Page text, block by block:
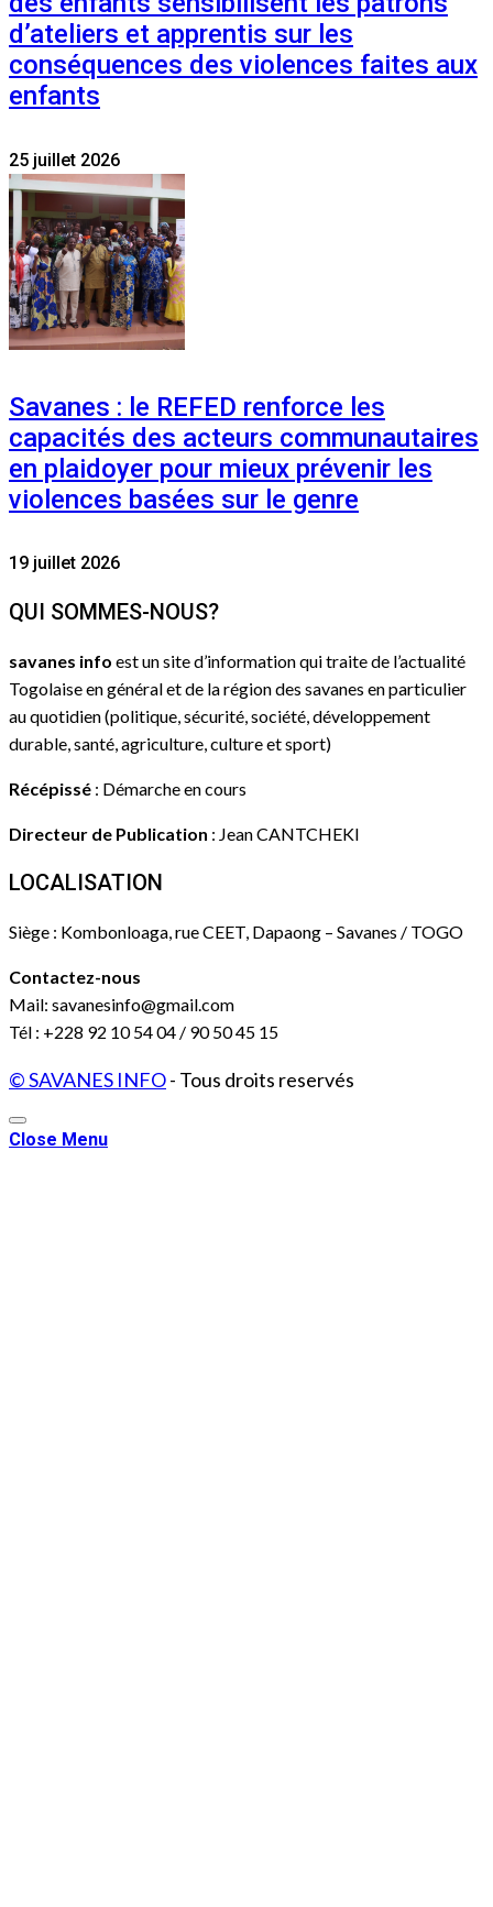
d’ateliers et apprentis sur les
conséquences des violences faites aux
enfants
25 juillet 2026
Savanes : le REFED renforce les
capacités des acteurs communautaires
en plaidoyer pour mieux prévenir les
violences basées sur le genre
19 juillet 2026
QUI SOMMES-NOUS?
savanes info est un site d’information qui traite de l’actualité
Togolaise en général et de la région des savanes en particulier
au quotidien (politique, sécurité, société, développement
durable, santé, agriculture, culture et sport)
Récépissé : Démarche en cours
Directeur de Publication : Jean CANTCHEKI
LOCALISATION
Siège : Kombonloaga, rue CEET, Dapaong – Savanes / TOGO
Contactez-nous
Mail: savanesinfo@gmail.com
Tél : +228 92 10 54 04 / 90 50 45 15
© SAVANES INFO- Tous droits reservés
Close Menu